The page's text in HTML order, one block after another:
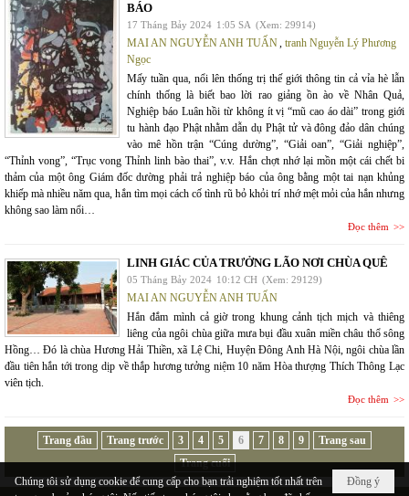
BÁO
17 Tháng Bảy 2024 1:05 SA (Xem: 29914)
MAI AN NGUYỄN ANH TUẤN, tranh Nguyễn Lý Phương
Ngọc
Mấy tuần qua, nổi lên thống trị thế giới thông tin cả vỉa hè lẫn
chính thống là biết bao lời rao giảng ồn ào về Nhân Quả,
Nghiệp báo Luân hồi từ không ít vị “mũ cao áo dài” trong giới
tu hành đạo Phật nhằm dẫn dụ Phật tử và đông đảo dân chúng
vào mê hồn trận “Cúng dường”, “Giải oan”, “Giải nghiệp”,
“Thỉnh vong”, “Trục vong Thỉnh linh bào thai”, v.v. Hắn chợt nhớ lại mồn một cái chết bi
thảm của một ông Giám đốc dường phải trả nghiệp báo của ông bằng một tai nạn khủng
khiếp mà nhiều năm qua, hắn tìm mọi cách cố tình rũ bỏ khỏi trí nhớ mệt mỏi của hắn nhưng
không sao làm nổi…
Đọc thêm
LINH GIÁC CỦA TRƯỞNG LÃO NƠI CHÙA QUÊ
05 Tháng Bảy 2024 10:12 CH (Xem: 29129)
MAI AN NGUYỄN ANH TUẤN
Hắn đắm mình cả giờ trong khung cảnh tịch mịch và thiêng
liêng của ngôi chùa giữa mưa bụi đầu xuân miền châu thổ sông
Hồng… Đó là chùa Hương Hải Thiền, xã Lệ Chi, Huyện Đông Anh Hà Nội, ngôi chùa lần
đầu tiên hắn tới trong dịp về thắp hương tưởng niệm 10 năm Hòa thượng Thích Thông Lạc
viên tịch.
Đọc thêm
Trang đầu Trang trước 3 4 5 6 7 8 9
Trang sau
Trang cuối
Đồng ý
Chúng tôi sử dụng cookie để cung cấp cho bạn trải nghiệm tốt nhất trên